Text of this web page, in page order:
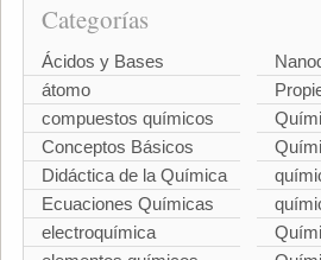
Categorías
Ácidos y Bases
átomo
compuestos químicos
Conceptos Básicos
Didáctica de la Química
Ecuaciones Químicas
electroquímica